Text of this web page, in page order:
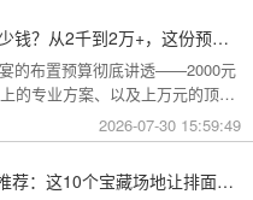
10岁生日宴会布置要花多少钱？从2千到2万+，这份预算攻略讲透了
的布置预算彻底讲透——2000元
的专业方案、以及上万元的顶配
2026-07-30 15:59:49
北京高端生日派对举办地推荐：这10个宝藏场地让排面与品味兼得